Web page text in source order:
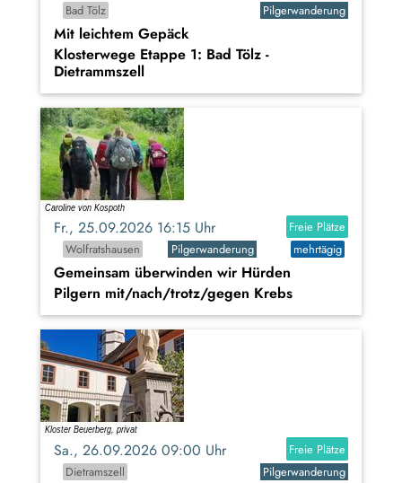
Bad Tölz
Pilgerwanderung
Mit leichtem Gepäck
Klosterwege Etappe 1: Bad Tölz -
Dietrammszell
Fr., 25.09.2026 16:15 Uhr
Freie Plätze
Wolfratshausen
Pilgerwanderung mehrtägig
Gemeinsam überwinden wir Hürden
Pilgern mit/nach/trotz/gegen Krebs
Sa., 26.09.2026 09:00 Uhr
Freie Plätze
Dietramszell
Pilgerwanderung